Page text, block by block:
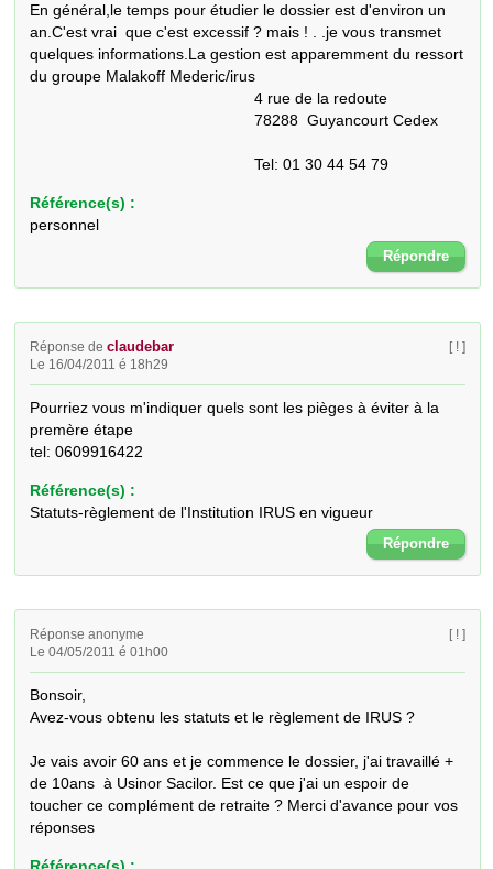
En général,le temps pour étudier le dossier est d'environ un
an.C'est vrai  que c'est excessif ? mais ! . .je vous transmet
quelques informations.La gestion est apparemment du ressort
du groupe Malakoff Mederic/irus
                                                   4 rue de la redoute
                                                   78288  Guyancourt Cedex
                                                   Tel: 01 30 44 54 79
Référence(s) :
personnel
Répondre
Réponse declaudebar
Le 16/04/2011 é 18h29
[ ! ]
Pourriez vous m'indiquer quels sont les pièges à éviter à la
premère étape
tel: 0609916422
Référence(s) :
Statuts-règlement de l'Institution IRUS en vigueur
Répondre
Réponse anonyme
Le 04/05/2011 é 01h00
[ ! ]
Bonsoir,
Avez-vous obtenu les statuts et le règlement de IRUS ?
Je vais avoir 60 ans et je commence le dossier, j'ai travaillé +
de 10ans  à Usinor Sacilor. Est ce que j'ai un espoir de
toucher ce complément de retraite ? Merci d'avance pour vos
réponses